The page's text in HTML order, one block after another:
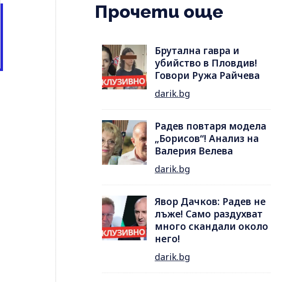
Прочети още
Брутална гавра и
убийство в Пловдив!
Говори Ружа Райчева
darik.bg
Радев повтаря модела
„Борисов“! Анализ на
Валерия Велева
darik.bg
Явор Дачков: Радев не
лъже! Само раздухват
много скандали около
него!
darik.bg